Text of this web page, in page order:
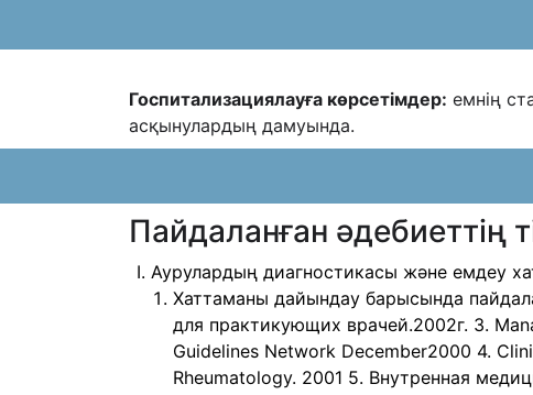
Госпитализациялауға көрсетімдер: емнің
асқынулардың дамуында.
Пайдаланған әдебиеттің
Аурулардың диагностикасы және емдеу
Хаттаманы дайындау барысында
для практикующих врачей.2002г. 3.
Guidelines Network December2000 4.
Rheumatology. 2001 5. Внутренная